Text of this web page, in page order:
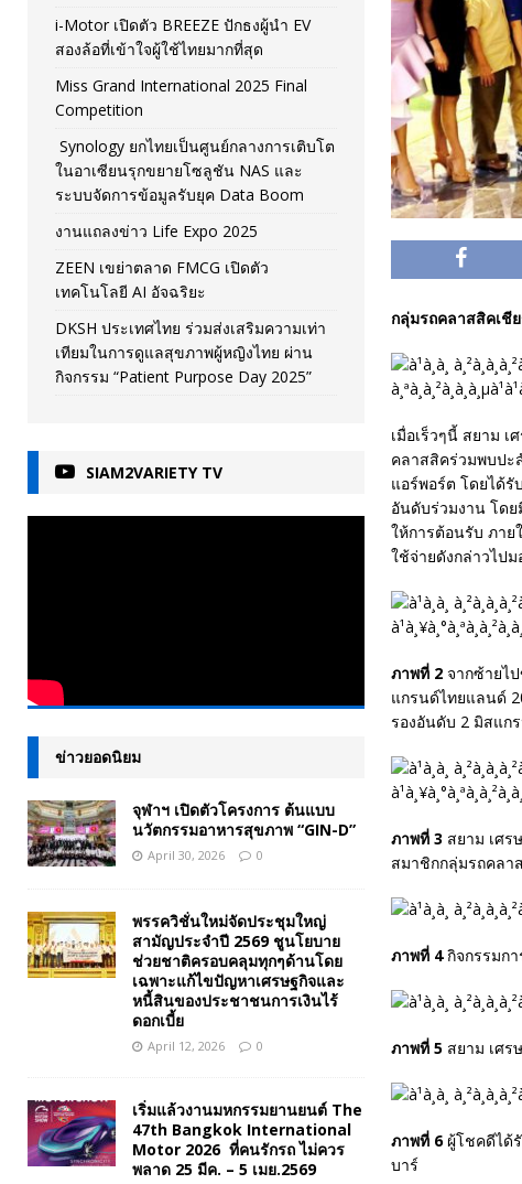
กลุ่มรถคลาสสิคเชี
เมื่อเร็วๆนี้ สยาม
คลาสสิคร่วมพบปะ
แอร์พอร์ต โดยได้รั
อันดับร่วมงาน โด
ให้การต้อนรับ ภาย
ใช้จ่ายดังกล่าวไป
ภาพที่ 2จากซ้ายไป
แกรนด์ไทยแลนด์
รองอันดับ 2 มิสแก
ภาพที่ 3 สยาม เศ
สมาชิกกลุ่มรถคลา
ภาพที่ 4กิจกรรมกา
ภาพที่ 5สยาม เศร
ภาพที่ 6ผู้โชคดีได้
บาร์
i-Motor เปิดตัว BREEZE ปักธงผู้นำ EV
สองล้อที่เข้าใจผู้ใช้ไทยมากที่สุด
Miss Grand International 2025 Final
Competition
Synology ยกไทยเป็นศูนย์กลางการเติบโต
ในอาเซียนรุกขยายโซลูชัน NAS และ
ระบบจัดการข้อมูลรับยุค Data Boom
งานแถลงข่าว Life Expo 2025
ZEEN เขย่าตลาด FMCG เปิดตัว
เทคโนโลยี AI อัจฉริยะ
DKSH ประเทศไทย ร่วมส่งเสริมความเท่า
เทียมในการดูแลสุขภาพผู้หญิงไทย ผ่าน
กิจกรรม “Patient Purpose Day 2025”
SIAM2VARIETY TV
ข่าวยอดนิยม
จุฬาฯ เปิดตัวโครงการ ต้นแบบ
นวัตกรรมอาหารสุขภาพ “GIN-D”
April 30, 2026 0
พรรควิชั่นใหม่จัดประชุมใหญ่
สามัญประจำปี 2569 ชูนโยบาย
ช่วยชาติครอบคลุมทุกๆด้านโดย
เฉพาะแก้ไขปัญหาเศรษฐกิจและ
หนี้สินของประชาชนการเงินไร้
ดอกเบี้ย
April 12, 2026 0
เริ่มแล้วงานมหกรรมยานยนต์ The
47th Bangkok International
Motor 2026 ที่คนรักรถ ไม่ควร
พลาด 25 มีค. – 5 เมย.2569